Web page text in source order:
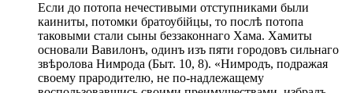
Если до потопа нечестивыми отступниками были
каиниты, потомки братоубійцы, то послѣ потопа
таковыми стали сыны беззаконнаго Хама. Хамиты
основали Вавилонъ, одинъ изъ пяти городовъ сильнаго
звѣролова Нимрода (Быт. 10, 8). «Нимродъ, подражая
своему прародителю, не по-надлежащему